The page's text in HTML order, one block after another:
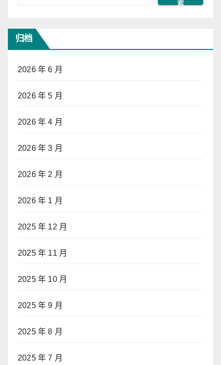
索
归档
2026 年 6 月
2026 年 5 月
2026 年 4 月
2026 年 3 月
2026 年 2 月
2026 年 1 月
2025 年 12 月
2025 年 11 月
2025 年 10 月
2025 年 9 月
2025 年 8 月
2025 年 7 月